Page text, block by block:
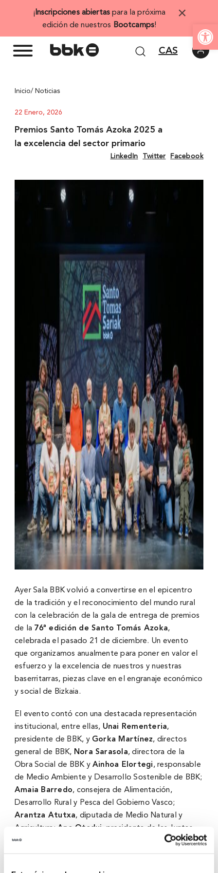
Abrir
¡ Inscripciones abiertas para la próxima
edición de nuestros Bootcamps!
×
CAS
Inicio/ Noticias
22 Enero, 2026
Premios Santo Tomás Azoka 2025 a
la excelencia del sector primario
LinkedIn Twitter Facebook
Ayer Sala BBK volvió a convertirse en el epicentro
de la tradición y el reconocimiento del mundo rural
con la celebración de la gala de entrega de premios
de la 76ª edición de Santo Tomás Azoka,
celebrada el pasado 21 de diciembre. Un evento
que organizamos anualmente para poner en valor el
esfuerzo y la excelencia de nuestros y nuestras
baserritarras, piezas clave en el engranaje económico
y social de Bizkaia.
El evento contó con una destacada representación
institucional, entre ellas, Unai Rementeria,
presidente de BBK, y Gorka Martínez, directos
general de BBK, Nora Sarasola, directora de la
Obra Social de BBK yAinhoa Elortegi, responsable
de Medio Ambiente y Desarrollo Sostenible de BBK;
Amaia Barredo, consejera de Alimentación,
Desarrollo Rural y Pesca del Gobierno Vasco;
Arantza Atutxa, diputada de Medio Natural y
Agricultura; Ana Otadui , presidenta de las Juntas
Generales de Bizkaia;
Asier
AbaunzayEider Inunziagapor parte del